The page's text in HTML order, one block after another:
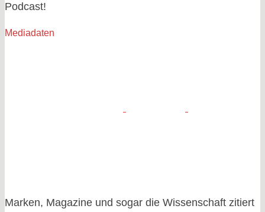
Podcast!
Mediadaten
Marken, Magazine und sogar die Wissenschaft zitiert